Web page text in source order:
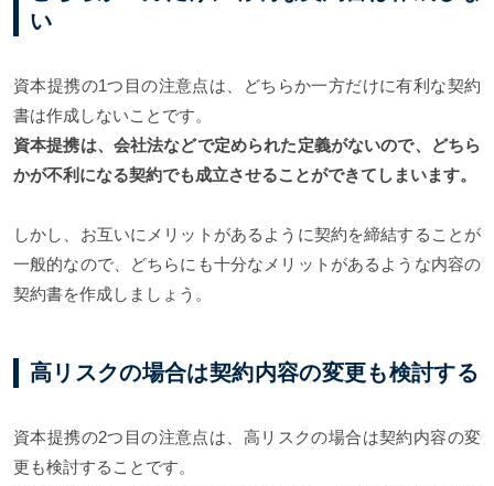
い
資本提携の1つ目の注意点は、どちらか一方だけに有利な契約
書は作成しないことです。
資本提携は、会社法などで定められた定義がないので、どちら
かが不利になる契約でも成立させることができてしまいます。
しかし、お互いにメリットがあるように契約を締結することが
一般的なので、どちらにも十分なメリットがあるような内容の
契約書を作成しましょう。
高リスクの場合は契約内容の変更も検討する
資本提携の2つ目の注意点は、高リスクの場合は契約内容の変
更も検討することです。